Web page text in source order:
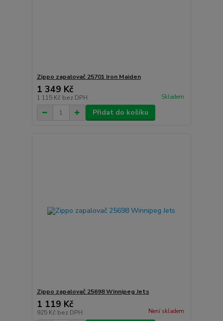
Zippo zapalovač 25701 Iron Maiden
1 349 Kč
1 115 Kč bez DPH Skladem
Přidat do košíku
Zippo zapalovač 25698 Winnipeg Jets
1 119 Kč
925 Kč bez DPH Není skladem